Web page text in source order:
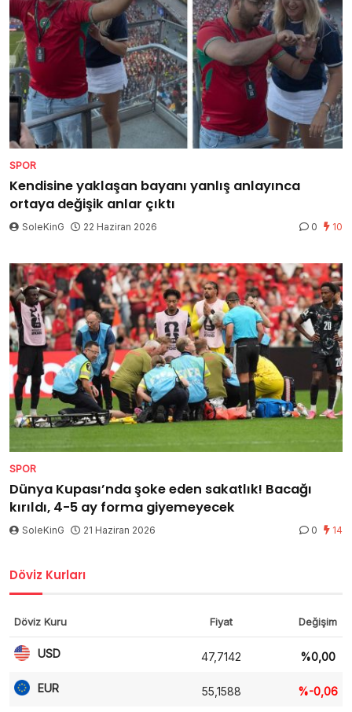
SPOR
Kendisine yaklaşan bayanı yanlış anlayınca
ortaya değişik anlar çıktı
SoleKinG 22 Haziran 2026 0 10
SPOR
Dünya Kupası’nda şoke eden sakatlık! Bacağı
kırıldı, 4-5 ay forma giyemeyecek
SoleKinG 21 Haziran 2026 0 14
Döviz Kurları
Döviz Kuru Fiyat Değişim
USD 47,7142 %0,00
EUR 55,1588 %-0,06